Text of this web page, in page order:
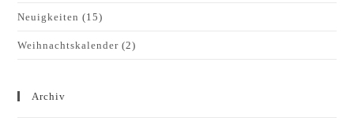
Neuigkeiten (15)
Weihnachtskalender (2)
Archiv